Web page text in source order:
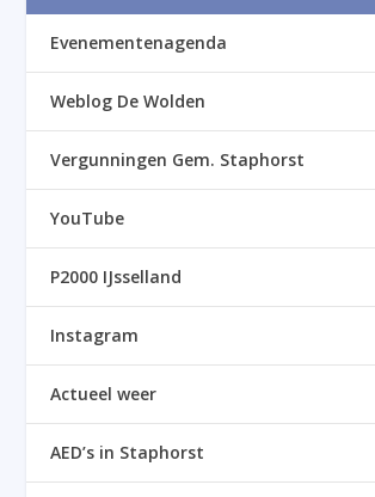
Evenementenagenda
Weblog De Wolden
Vergunningen Gem. Staphorst
YouTube
P2000 IJsselland
Instagram
Actueel weer
AED’s in Staphorst